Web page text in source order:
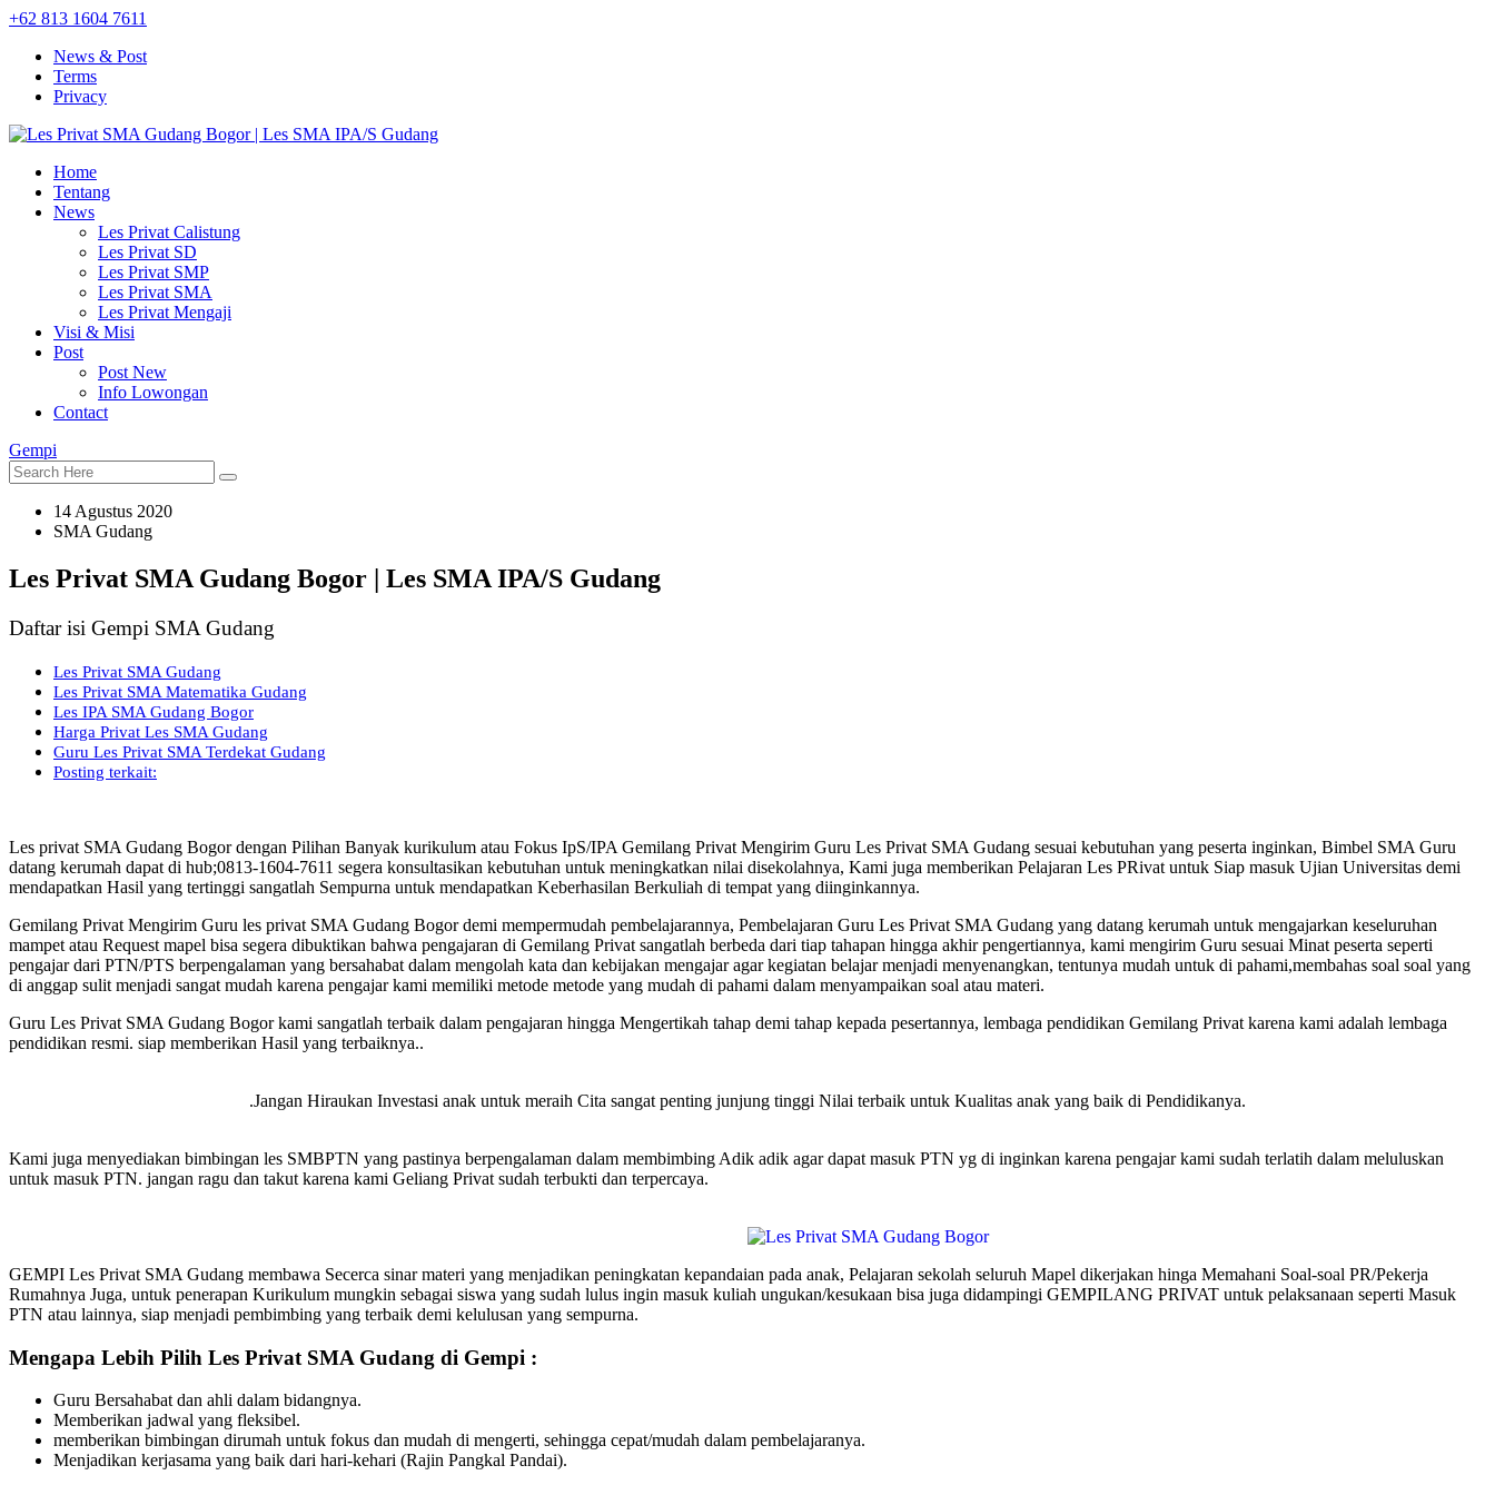
+62 813 1604 7611
News & Post
Terms
Privacy
Home
Tentang
News
Les Privat Calistung
Les Privat SD
Les Privat SMP
Les Privat SMA
Les Privat Mengaji
Visi & Misi
Post
Post New
Info Lowongan
Contact
Gempi
14 Agustus 2020
SMA Gudang
Les Privat SMA Gudang Bogor | Les SMA IPA/S Gudang
Daftar isi Gempi SMA Gudang
Les Privat SMA Gudang
Les Privat SMA Matematika Gudang
Les IPA SMA Gudang Bogor
Harga Privat Les SMA Gudang
Guru Les Privat SMA Terdekat Gudang
Posting terkait:
Les privat SMA Gudang Bogor dengan Pilihan Banyak kurikulum atau Fokus IpS/IPA Gemilang Privat Mengirim Guru Les Privat SMA Gudang sesuai kebutuhan yang peserta inginkan, Bimbel SMA Guru
datang kerumah dapat di hub;0813-1604-7611 segera konsultasikan kebutuhan untuk meningkatkan nilai disekolahnya, Kami juga memberikan Pelajaran Les PRivat untuk Siap masuk Ujian Universitas demi
mendapatkan Hasil yang tertinggi sangatlah Sempurna untuk mendapatkan Keberhasilan Berkuliah di tempat yang diinginkannya.
Gemilang Privat Mengirim Guru les privat SMA Gudang Bogor demi mempermudah pembelajarannya, Pembelajaran Guru Les Privat SMA Gudang yang datang kerumah untuk mengajarkan keseluruhan
mampet atau Request mapel bisa segera dibuktikan bahwa pengajaran di Gemilang Privat sangatlah berbeda dari tiap tahapan hingga akhir pengertiannya, kami mengirim Guru sesuai Minat peserta seperti
pengajar dari PTN/PTS berpengalaman yang bersahabat dalam mengolah kata dan kebijakan mengajar agar kegiatan belajar menjadi menyenangkan, tentunya mudah untuk di pahami,membahas soal soal yang
di anggap sulit menjadi sangat mudah karena pengajar kami memiliki metode metode yang mudah di pahami dalam menyampaikan soal atau materi.
Guru Les Privat SMA Gudang Bogor kami sangatlah terbaik dalam pengajaran hingga Mengertikah tahap demi tahap kepada pesertannya, lembaga pendidikan Gemilang Privat karena kami adalah lembaga
pendidikan resmi. siap memberikan Hasil yang terbaiknya..
.Jangan Hiraukan Investasi anak untuk meraih Cita sangat penting junjung tinggi Nilai terbaik untuk Kualitas anak yang baik di Pendidikanya.
Kami juga menyediakan bimbingan les SMBPTN yang pastinya berpengalaman dalam membimbing Adik adik agar dapat masuk PTN yg di inginkan karena pengajar kami sudah terlatih dalam meluluskan
untuk masuk PTN. jangan ragu dan takut karena kami Geliang Privat sudah terbukti dan terpercaya.
GEMPI Les Privat SMA Gudang membawa Secerca sinar materi yang menjadikan peningkatan kepandaian pada anak, Pelajaran sekolah seluruh Mapel dikerjakan hinga Memahani Soal-soal PR/Pekerja
Rumahnya Juga, untuk penerapan Kurikulum mungkin sebagai siswa yang sudah lulus ingin masuk kuliah ungukan/kesukaan bisa juga didampingi GEMPILANG PRIVAT untuk pelaksanaan seperti Masuk
PTN atau lainnya, siap menjadi pembimbing yang terbaik demi kelulusan yang sempurna.
Mengapa Lebih Pilih Les Privat SMA Gudang di Gempi :
Guru Bersahabat dan ahli dalam bidangnya.
Memberikan jadwal yang fleksibel.
memberikan bimbingan dirumah untuk fokus dan mudah di mengerti, sehingga cepat/mudah dalam pembelajaranya.
Menjadikan kerjasama yang baik dari hari-kehari (Rajin Pangkal Pandai).